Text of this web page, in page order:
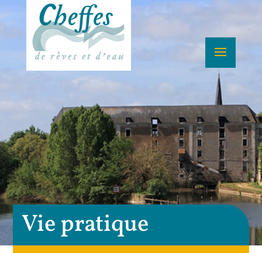
Vie pratique